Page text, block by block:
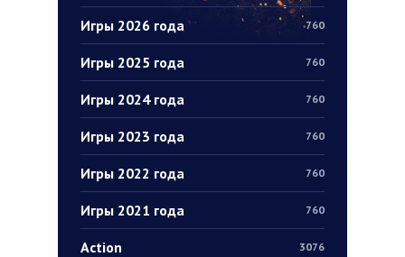
Игры 2026 года 760
Игры 2025 года 760
Игры 2024 года 760
Игры 2023 года 760
Игры 2022 года 760
Игры 2021 года 760
Action 3076